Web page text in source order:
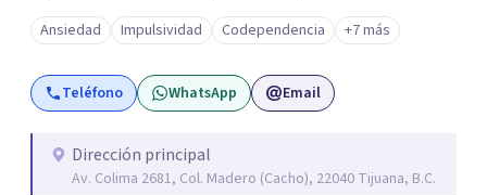
puede sentirse acompañado y escuchado, es posible
mirar con honestidad cómo nos vinculamos afuera, qué se
repite, qué duele, y qué puede transformarse. En mi
consultorio hay lugar para todo: risas, tristezas, enojos y
escuchada. Si pudiste conectar con algo de esto,
mándame un mensaje y comencemos juntos a trabajar en
Ansiedad Impulsividad Codependencia +7 más
Teléfono WhatsApp Email
Dirección principal
Av. Colima 2681, Col. Madero (Cacho), 22040 Tijuana, B.C.